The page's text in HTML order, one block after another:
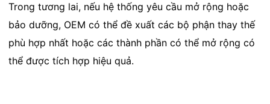
Trong tương lai, nếu hệ thống yêu cầu mở rộng hoặc
bảo dưỡng, OEM có thể đề xuất các bộ phận thay thế
phù hợp nhất hoặc các thành phần có thể mở rộng có
thể được tích hợp hiệu quả.